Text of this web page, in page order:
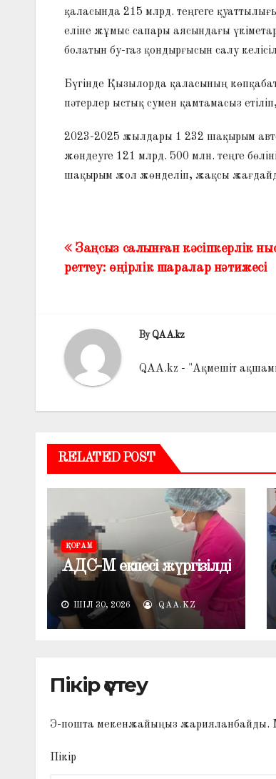
қаласында 215 млрд. теңгеге
еліне жұмыс сапары аясындағы
болатын бу-газ қондырғысын салу
Бүгінде Қызылорда қаласының
пәтерлер ыстық сумен қамтамасыз
2023-2025 жылдары 1 232 шақырым
жөндеуге 121 млрд. 500 млн. теңге
шақырым жол жөнделіп, жақсы
Жазба
Заңсыз салынған кәсіпкерлік
реттеу: өңірлік шаралар нәтижесі
ByQAA.kz
QAA.kz - "Ақмешіт
RELATED POST
ҚОҒАМ
АДС-М екпесі жүргізілді
ШІЛ 30, 2026 QAA.KZ
Пікір үстеу
Э-пошта мекенжайыңыз жарияланбайды.
Пікір